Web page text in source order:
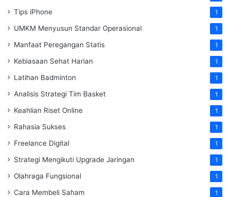
Tips iPhone 1
UMKM Menyusun Standar Operasional 1
Manfaat Peregangan Statis 1
Kebiasaan Sehat Harian 1
Latihan Badminton 1
Analisis Strategi Tim Basket 1
Keahlian Riset Online 1
Rahasia Sukses 1
Freelance Digital 1
Strategi Mengikuti Upgrade Jaringan 1
Olahraga Fungsional 1
Cara Membeli Saham 1